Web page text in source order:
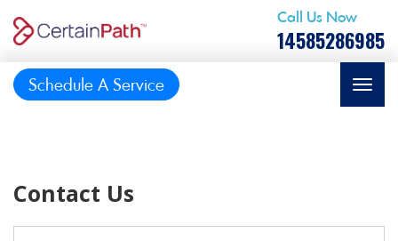
Call Us Now
14585286985
Schedule A Service
Contact Us